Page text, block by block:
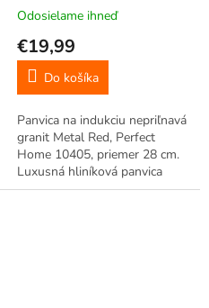
Odosielame ihneď
€19,99
Do košíka
Panvica na indukciu nepriľnavá
granit Metal Red, Perfect
Home 10405, priemer 28 cm.
Luxusná hliníková panvica
indukčná nepriľnavá s